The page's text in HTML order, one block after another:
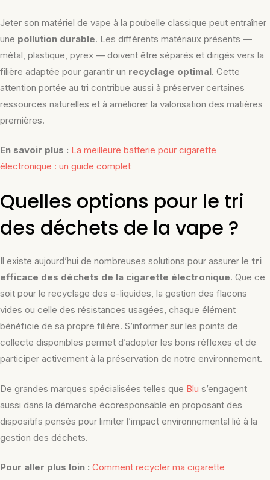
Jeter son matériel de vape à la poubelle classique peut entraîner
une pollution durable. Les différents matériaux présents —
métal, plastique, pyrex — doivent être séparés et dirigés vers la
filière adaptée pour garantir un recyclage optimal. Cette
attention portée au tri contribue aussi à préserver certaines
ressources naturelles et à améliorer la valorisation des matières
premières.
En savoir plus : La meilleure batterie pour cigarette
électronique : un guide complet
Quelles options pour le tri
des déchets de la vape ?
Il existe aujourd’hui de nombreuses solutions pour assurer le tri
efficace des déchets de la cigarette électronique. Que ce
soit pour le recyclage des e-liquides, la gestion des flacons
vides ou celle des résistances usagées, chaque élément
bénéficie de sa propre filière. S’informer sur les points de
collecte disponibles permet d’adopter les bons réflexes et de
participer activement à la préservation de notre environnement.
De grandes marques spécialisées telles que Blu s’engagent
aussi dans la démarche écoresponsable en proposant des
dispositifs pensés pour limiter l’impact environnemental lié à la
gestion des déchets.
Pour aller plus loin : Comment recycler ma cigarette